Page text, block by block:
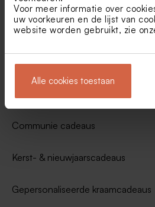
Voor meer informatie over
uw voorkeuren en de lijst van
website worden gebruikt, zie
Alle cookies toestaan
Jubileumcadeaus
Cadeaus
Communie cadeaus
Kerst- & nieuwjaarscadeaus
Gepersonaliseerde kraamcadeaus